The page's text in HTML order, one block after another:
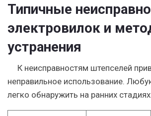
Типичные
электровилок и
устранения
К неисправностям штепселей
неправильное использование.
легко обнаружить на ранних стадиях.